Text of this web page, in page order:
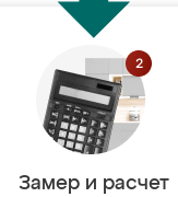
Замер и расчет